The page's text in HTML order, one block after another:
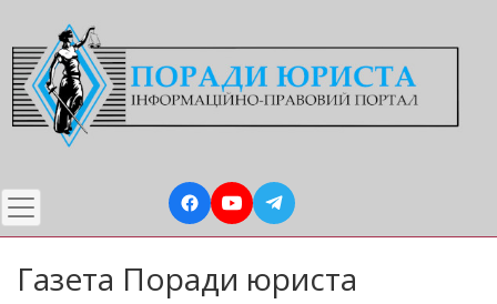
до
основного
вмісту
Газета Поради юриста